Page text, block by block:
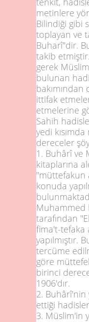
metinlere
Bilindiği gibi
toplayan ve
Buharî"dir.
takib
gerek
bulunan
bakımından
ittifak
etmelerine
Sahih
yedi
dereceler
1. Buhârî ve
kitaplarına
"müttefakun
konuda
Muhammed
tarafından
fima't-tefaka
yapılmıştır.
tercüme
göre
birinci
1906'dır.
2. Buhârî'nin
ettiği
3. Müslim'in